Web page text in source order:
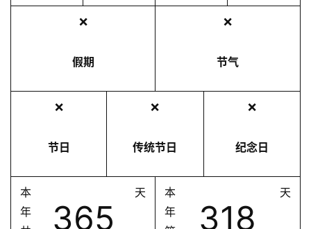
❌
假期
❌
节气
❌
节日
❌
传统节日
❌
纪念日
本
年
365
天
本
年
318
天